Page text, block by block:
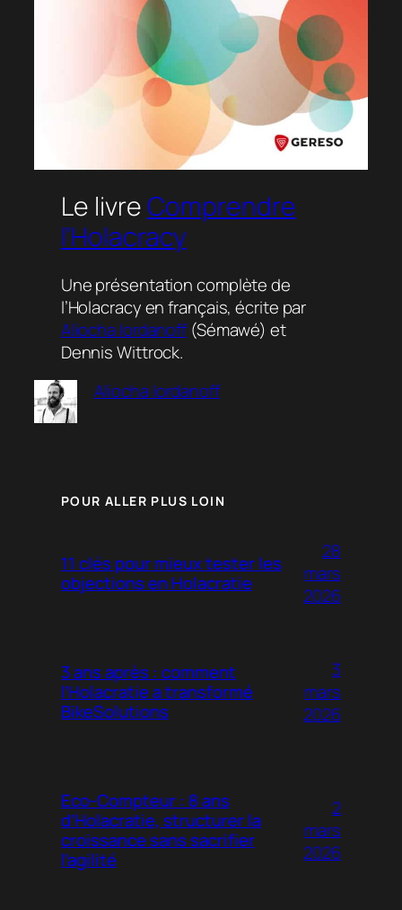
Le livreComprendre
l’Holacracy
Une présentation complète de
l’Holacracy en français, écrite par
Aliocha Iordanoff(Sémawé) et
Dennis Wittrock.
Aliocha Iordanoff
POUR ALLER PLUS LOIN
11 clés pour mieux tester les
objections en Holacratie
28
mars
2026
3 ans après : comment
l’Holacratie a transformé
BikeSolutions
3
mars
2026
Eco-Compteur : 8 ans
d’Holacratie, structurer la
croissance sans sacrifier
l’agilité
2
mars
2026